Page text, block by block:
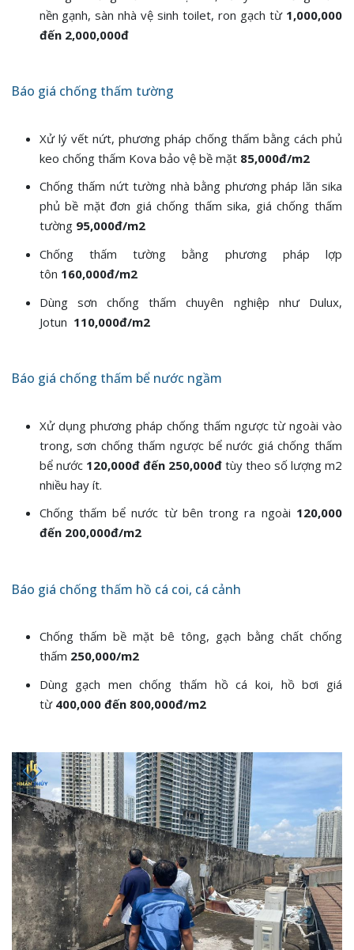
nền gạnh, sàn nhà vệ sinh toilet, ron gạch từ 1,000,000
đến 2,000,000đ
Báo giá chống thấm tường
Xử lý vết nứt, phương pháp chống thấm bằng cách phủ
keo chống thấm Kova bảo vệ bề mặt 85,000đ/m2
Chống thấm nứt tường nhà bằng phương pháp lăn sika
phủ bề mặt đơn giá chống thấm sika, giá chống thấm
tường 95,000đ/m2
Chống thấm tường bằng phương pháp lợp
tôn 160,000đ/m2
Dùng sơn chống thấm chuyên nghiệp như Dulux,
Jotun 110,000đ/m2
Báo giá chống thấm bể nước ngầm
Xử dụng phương pháp chống thấm ngược từ ngoài vào
trong, sơn chống thấm ngược bể nước giá chống thấm
bể nước 120,000đ đến 250,000đtùy theo số lượng m2
nhiều hay ít.
Chống thấm bể nước từ bên trong ra ngoài 120,000
đến 200,000đ/m2
Báo giá chống thấm hồ cá coi, cá cảnh
Chống thấm bề mặt bê tông, gạch bằng chất chống
thấm 250,000/m2
Dùng gạch men chống thấm hồ cá koi, hồ bơi giá
từ 400,000 đến 800,000đ/m2